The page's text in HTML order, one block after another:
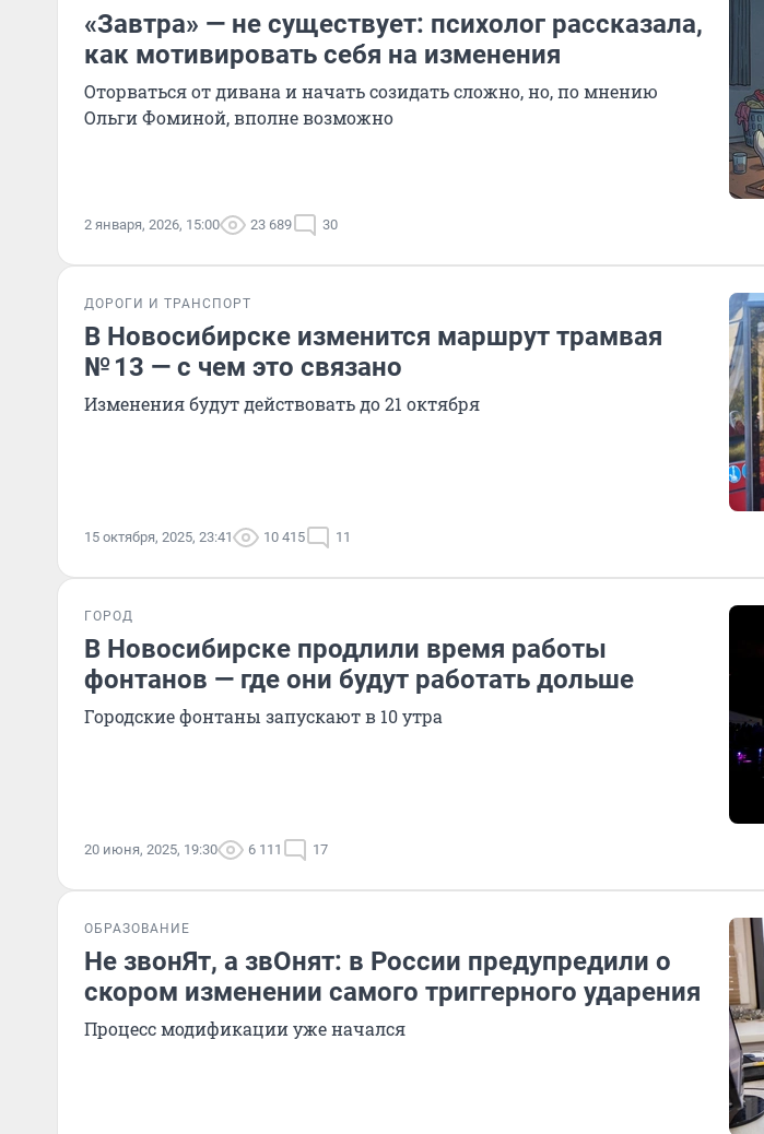
«Завтра» — не существует: психолог рассказала,
как мотивировать себя на изменения
Оторваться от дивана и начать созидать сложно, но, по мнению
Ольги Фоминой, вполне возможно
2 января, 2026, 15:00 23 689 30
ДОРОГИ И ТРАНСПОРТ
В Новосибирске изменится маршрут трамвая
№ 13 — с чем это связано
Изменения будут действовать до 21 октября
15 октября, 2025, 23:41 10 415 11
ГОРОД
В Новосибирске продлили время работы
фонтанов — где они будут работать дольше
Городские фонтаны запускают в 10 утра
20 июня, 2025, 19:30 6 111 17
ОБРАЗОВАНИЕ
Не звонЯт, а звОнят: в России предупредили о
скором изменении самого триггерного ударения
Процесс модификации уже начался